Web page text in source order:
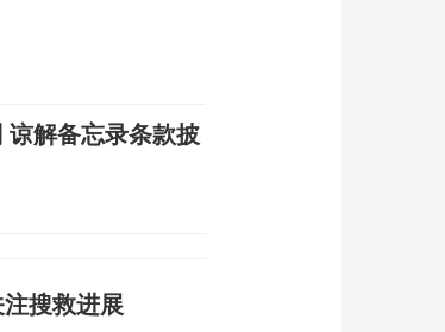
解备忘录条款披
搜救进展